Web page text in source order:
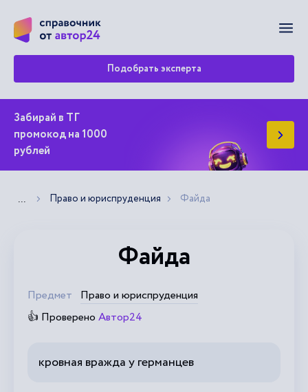
Подобрать эксперта
Забирай в ТГ
промокод на 1000
рублей
Показать больше хлебных крошек
Право и юриспруденция Файда
Файда
Предмет
Право и юриспруденция
👍 Проверено Автор24
кровная вражда у германцев